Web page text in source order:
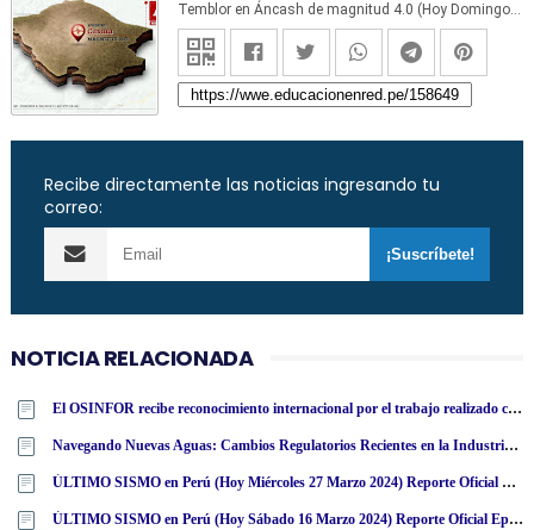
Temblor en Áncash de magnitud 4.0 (Hoy Domingo 9 Septiembre 2018) Sismo EPICENTRO Casma - Barranca - Huarmey - Recuay - Chimbote - IGP - www.igp.gob.pe
Recibe directamente las noticias ingresando tu
correo:
NOTICIA RELACIONADA
El OSINFOR recibe reconocimiento internacional por el trabajo realizado con la Mochila Forestal en Colombia
Navegando Nuevas Aguas: Cambios Regulatorios Recientes en la Industria de Casinos en Perú
ÚLTIMO SISMO en Perú (Hoy Miércoles 27 Marzo 2024) Reporte Oficial Epicentro IGP
ÚLTIMO SISMO en Perú (Hoy Sábado 16 Marzo 2024) Reporte Oficial Epicentro IGP